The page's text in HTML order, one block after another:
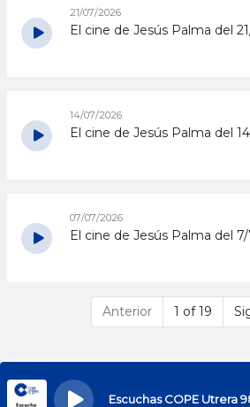
21/07/2026
El cine de Jesús Palma del
14/07/2026
El cine de Jesús Palma del
07/07/2026
El cine de Jesús Palma del
Anterior 1 of 19
Escuchas COPE Utrera